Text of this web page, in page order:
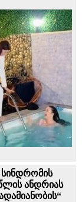
სინდრომის
ანდრიას